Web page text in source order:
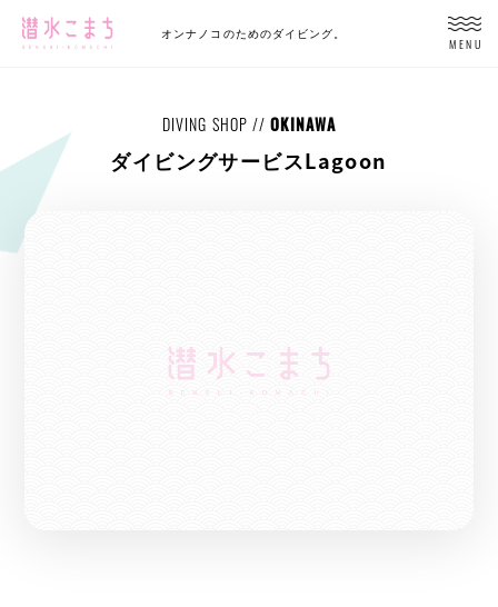
MENU
オンナノコのためのダイビング。
DIVING SHOP //OKINAWA
ダイビングサービスLagoon